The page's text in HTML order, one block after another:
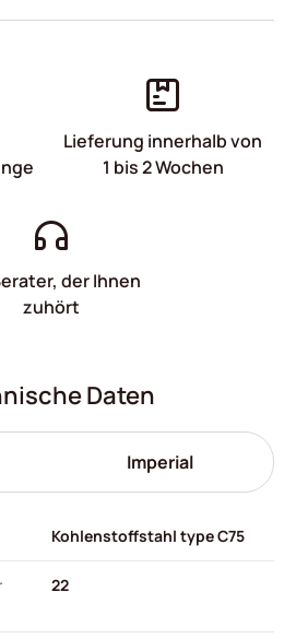
Lieferung innerhalb von
1 bis 2 Wochen
der Ihnen
zuhört
Daten
Imperial
Kohlenstoffstahl type C75
22